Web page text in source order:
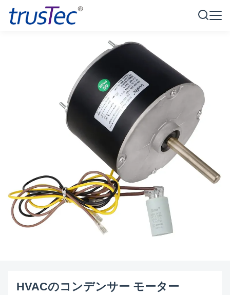
HVACのコンデンサー モーター